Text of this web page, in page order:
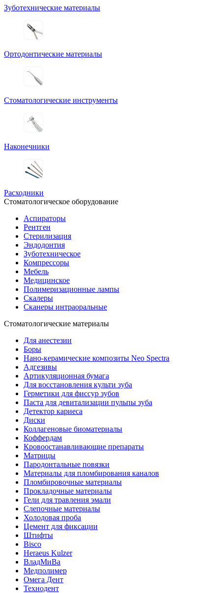
Зуботехнические материалы
Ортодонтические материалы
Стоматологические инструменты
Наконечники
Расходники
Стоматологическое оборудование
Аспираторы
Рентген
Стерилизация
Эндодонтия
Зуботехническое
Компрессоры
Мебель
Медицинское
Полимеризационные лампы
Скалеры
Сканеры интраоральные
Стоматологические материалы
Для анестезии
Боры
Нано-керамические композиты Neo Spectra
Адгезивы
Артикуляционная бумага
Для восстановления культи зуба
Герметики для фиссур зубов
Паста для девитализации пульпы зуба
Детектор кариеса
Диски
Коллагеновые биоматериалы
Коффердам
Кровоостанавливающие препараты
Матрицы
Пародонтальные повязки
Материалы для пломбирования каналов
Пломбировочные материалы
Прокладочные материалы
Гели для травления эмали
Слепочные материалы
Холодовая проба
Цемент для фиксации
Штифты
Bisco
Heraeus Kulzer
ВладМиВа
Медполимер
Омега Дент
Технодент